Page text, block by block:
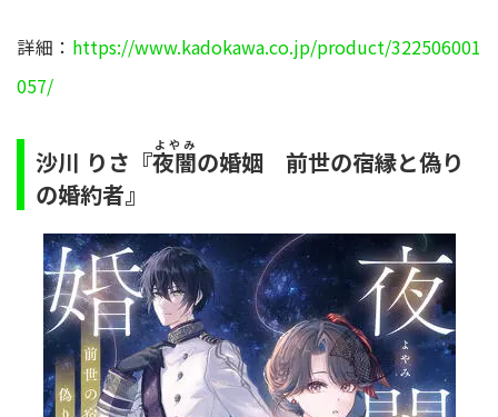
詳細： https://www.kadokawa.co.jp/product/322506001
057/
沙川 りさ『夜闇
よやみ
の婚姻 前世の宿縁と偽り
の婚約者』